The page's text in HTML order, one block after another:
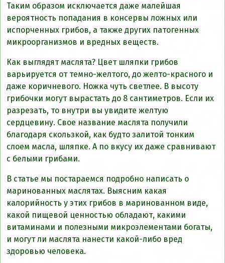
Таким образом исключается даже малейшая
вероятность попадания в консервы ложных или
испорченных грибов, а также других патогенных
микроорганизмов и вредных веществ.
Как выглядят маслята? Цвет шляпки грибов
варьируется от темно-желтого, до желто-красного и
даже коричневого. Ножка чуть светлее. В высоту
грибочки могут вырастать до 8 сантиметров. Если их
разрезать, то внутри вы увидите желтую
сердцевину. Свое название маслята получили
благодаря скользкой, как будто залитой тонким
слоем масла, шляпке. А по вкусу их даже сравнивают
с белыми грибами.
В статье мы постараемся подробно написать о
маринованных маслятах. Выясним какая
калорийность у этих грибов в маринованном виде,
какой пищевой ценностью обладают, какими
витаминами и полезными микроэлементами богаты,
и могут ли маслята нанести какой-либо вред
здоровью человека.